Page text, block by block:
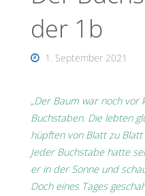
der 1b
1. September 2021
„Der Baum war noch vor
Buchstaben. Die lebten
hüpften von Blatt zu
Jeder Buchstabe hatte
er in der Sonne und
Doch eines Tages